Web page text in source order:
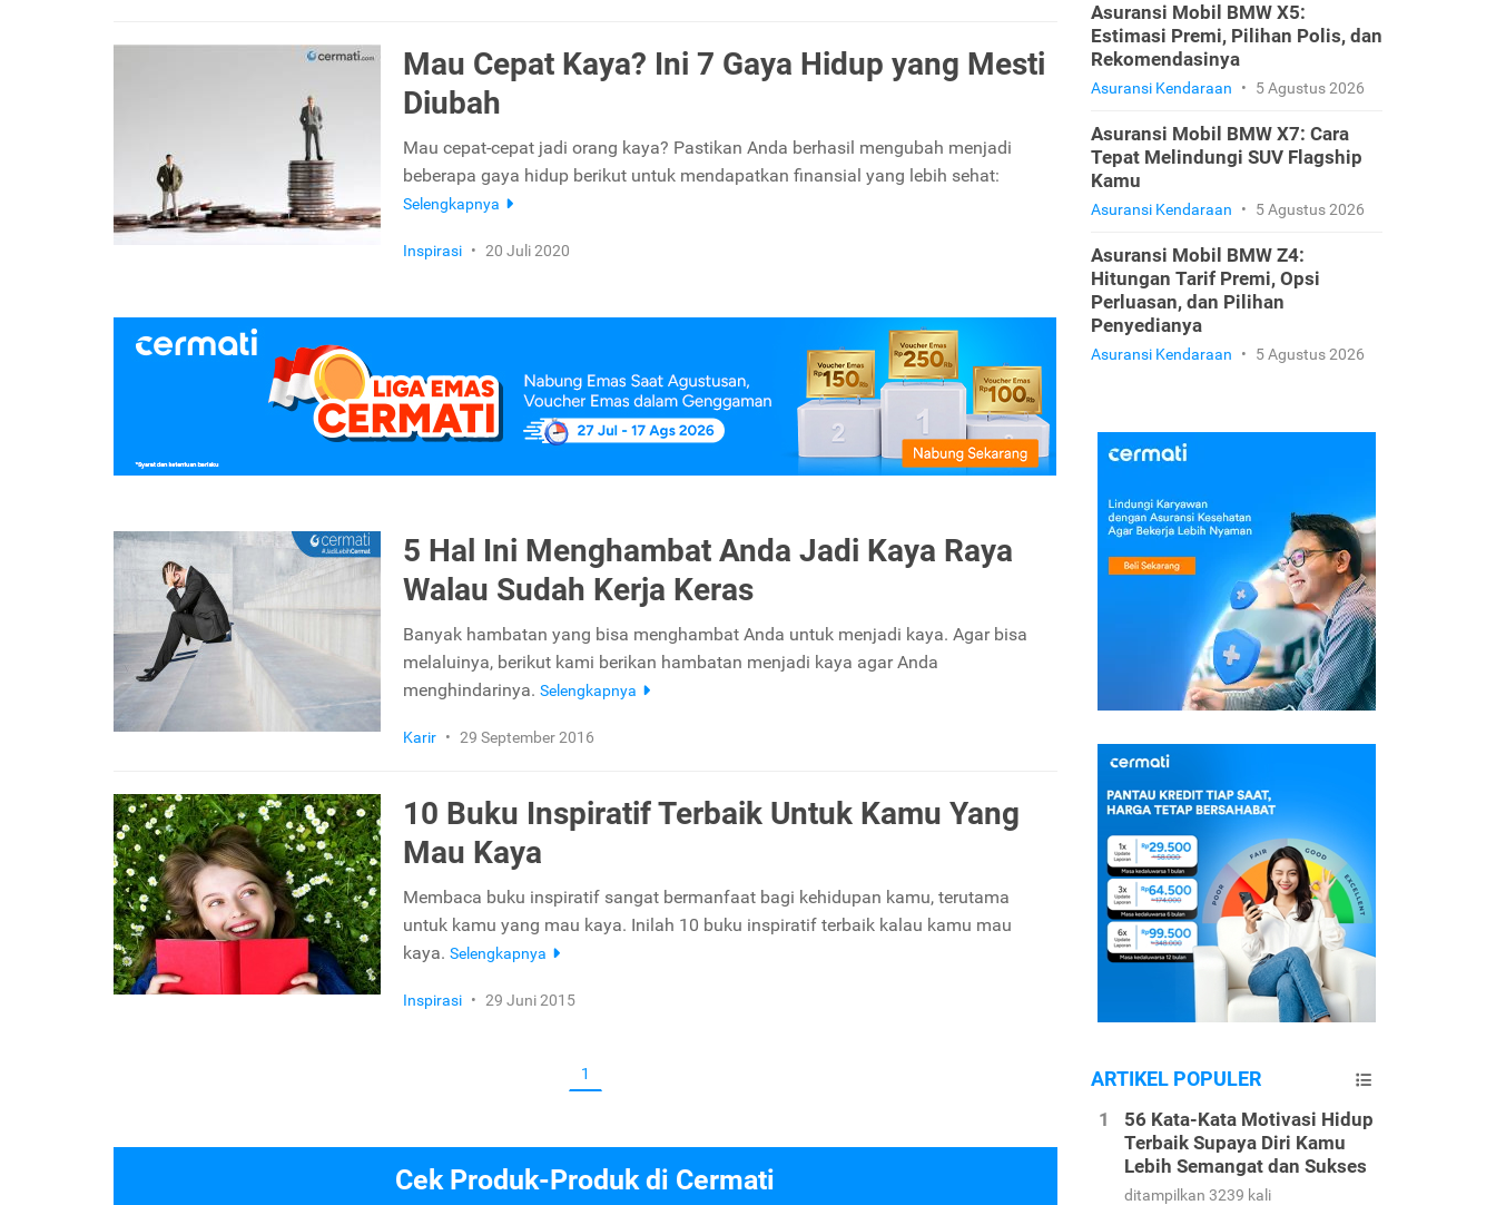
Mau Cepat Kaya? Ini 7 Gaya Hidup yang Mesti
Diubah
Mau cepat-cepat jadi orang kaya? Pastikan Anda berhasil mengubah menjadi
beberapa gaya hidup berikut untuk mendapatkan finansial yang lebih sehat:
Selengkapnya
Inspirasi • 20 Juli 2020
5 Hal Ini Menghambat Anda Jadi Kaya Raya
Walau Sudah Kerja Keras
Banyak hambatan yang bisa menghambat Anda untuk menjadi kaya. Agar bisa
melaluinya, berikut kami berikan hambatan menjadi kaya agar Anda
menghindarinya. Selengkapnya
Karir • 29 September 2016
10 Buku Inspiratif Terbaik Untuk Kamu Yang
Mau Kaya
Membaca buku inspiratif sangat bermanfaat bagi kehidupan kamu, terutama
untuk kamu yang mau kaya. Inilah 10 buku inspiratif terbaik kalau kamu mau
kaya. Selengkapnya
Inspirasi • 29 Juni 2015
1
Cek Produk-Produk di Cermati
Asuransi Mobil BMW X5:
Estimasi Premi, Pilihan Polis, dan
Rekomendasinya
Asuransi Kendaraan • 5 Agustus 2026
Asuransi Mobil BMW X7: Cara
Tepat Melindungi SUV Flagship
Kamu
Asuransi Kendaraan • 5 Agustus 2026
Asuransi Mobil BMW Z4:
Hitungan Tarif Premi, Opsi
Perluasan, dan Pilihan
Penyedianya
Asuransi Kendaraan • 5 Agustus 2026
ARTIKEL POPULER
56 Kata-Kata Motivasi Hidup
Terbaik Supaya Diri Kamu
Lebih Semangat dan Sukses
ditampilkan 3239 kali